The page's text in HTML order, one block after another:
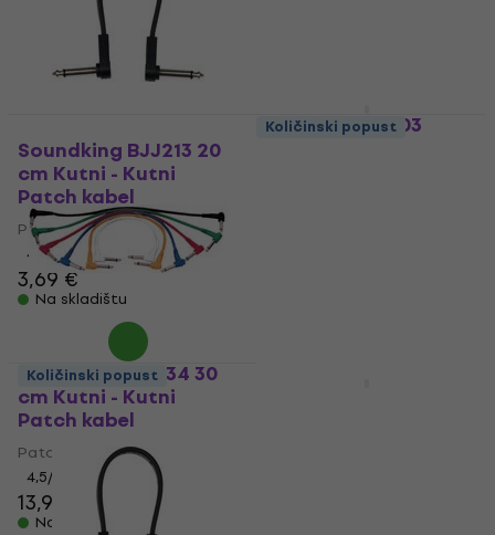
Soundking BJJ213 20
cm Kutni - Kutni
Patch kabel
Patch kabel
4,9/5
3,69 €
Na skladištu
Soundking AL303
Soundking BC334 30
cm Kutni - Kutni
Patch kabel
Patch kabel
4,5/5
13,90 €
Na skladištu
Količinski popust
Količinski popust